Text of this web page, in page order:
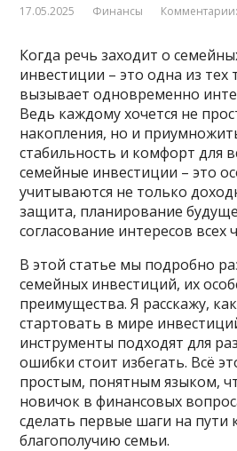
17.05.2025 Финансы
Когда речь заходит о
инвестиции – это одна из тех
вызывает одновременно
Ведь каждому хочется не
накопления, но и
стабильность и комфорт для
семейные инвестиции – это
учитываются не только
защита, планирование
согласование интересов всех
В этой статье мы подробно
семейных инвестиций, их
преимущества. Я расскажу,
стартовать в мире
инструменты подходят для
ошибки стоит избегать. Всё
простым, понятным языком,
новичок в финансовых
сделать первые шаги на пути
благополучию семьи.